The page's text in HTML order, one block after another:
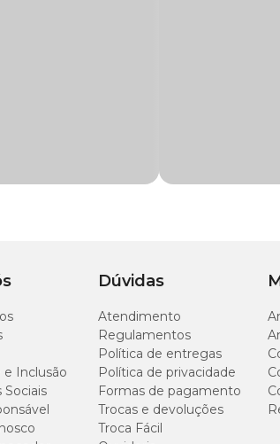
aureus;
aeruginosa;
coli.
Auritopcontém:
(Cloridrato): 0,30g(*);
1g;
e Inclusão
Sociais
Dúvidas
Atendimento
Regulamentos
Política de entregas
Política de privacidade
Formas de pagamento
Trocas e devoluções
Troca Fácil